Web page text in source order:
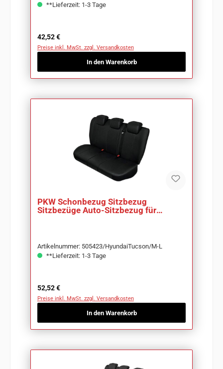
**Lieferzeit: 1-3 Tage
Regulärer Preis:
42,52 €
Preise inkl. MwSt. zzgl. Versandkosten
In den Warenkorb
PKW Schonbezug Sitzbezug
Sitzbezüge Auto-Sitzbezug für
Artikelnummer: 505423/HyundaiTucson/M-L
**Lieferzeit: 1-3 Tage
Regulärer Preis:
52,52 €
Preise inkl. MwSt. zzgl. Versandkosten
In den Warenkorb